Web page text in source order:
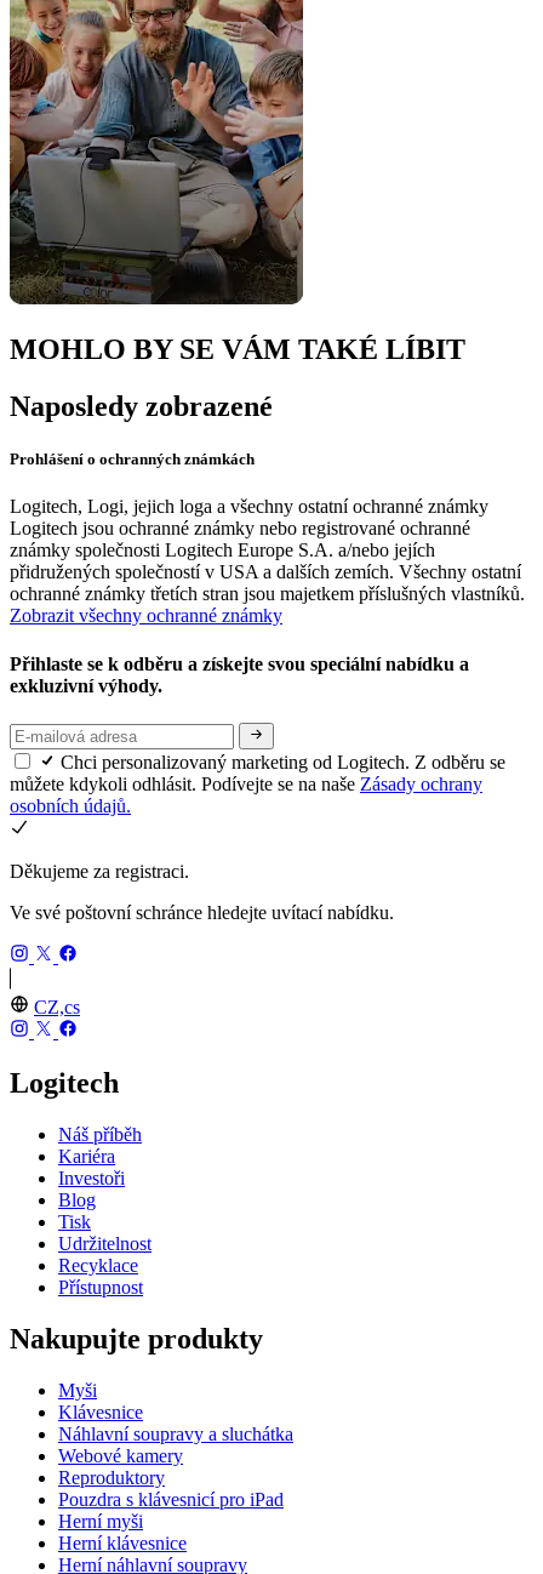
MOHLO BY SE VÁM TAKÉ LÍBIT
Naposledy zobrazené
Prohlášení o ochranných známkách
Logitech, Logi, jejich loga a všechny ostatní ochranné známky
Logitech jsou ochranné známky nebo registrované ochranné
známky společnosti Logitech Europe S.A. a/nebo jejích
přidružených společností v USA a dalších zemích. Všechny ostatní
ochranné známky třetích stran jsou majetkem příslušných vlastníků.
Zobrazit všechny ochranné známky
Přihlaste se k odběru a získejte svou speciální nabídku a
exkluzivní výhody.
Chci personalizovaný marketing od Logitech. Z odběru se
můžete kdykoli odhlásit. Podívejte se na naše Zásady ochrany
osobních údajů.
Děkujeme za registraci.
Ve své poštovní schránce hledejte uvítací nabídku.
CZ,cs
Logitech
Náš příběh
Kariéra
Investoři
Blog
Tisk
Udržitelnost
Recyklace
Přístupnost
Nakupujte produkty
Myši
Klávesnice
Náhlavní soupravy a sluchátka
Webové kamery
Reproduktory
Pouzdra s klávesnicí pro iPad
Herní myši
Herní klávesnice
Herní náhlavní soupravy